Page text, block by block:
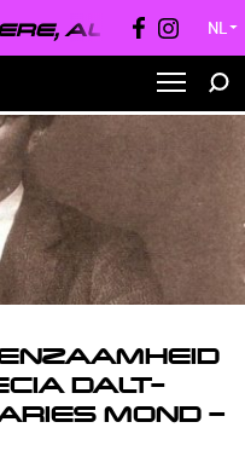
ALWAYS ● NL ▼
DALT-
MOND –